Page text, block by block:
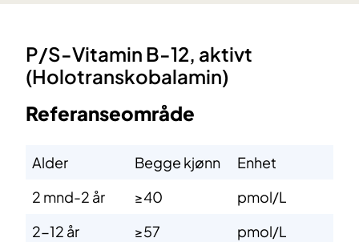
​P/S-Vitamin B-12, aktivt
(Holotranskobalamin)
Referanseområde
Alder Begge kjønn
Enhet
2 mnd-2 år
≥40
pmol/L
2-12 år
≥57
pmol/L